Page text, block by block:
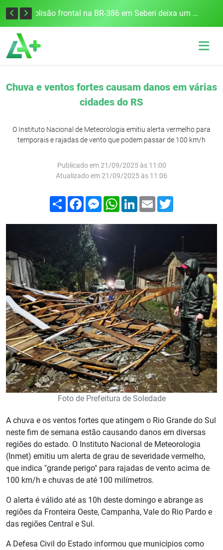
União Frederiquense vence o Gramadense fora de casa e assume a terceira posição na Divisão de Acesso Colisão frontal na BR-386 em Seberi deixa um morto e quatro feridos
Chuva e ventos fortes causam danos em várias
cidades do RS
O Instituto Nacional de Meteorologia emitiu alerta vermelho para
temporais e rajadas de vento que podem passar de 100 km/h
Publicado em 21/09/2025 às 11:00
Atualizado em 21/09/2025 às 11:06
Compartilhar
FacebookMessenger
WhatsApp
LinkedIn
Email
Foto de Prefeitura de Soledade
A chuva e os ventos fortes que atingem o Rio Grande do Sul
neste fim de semana estão causando danos em diversas
regiões do estado. O Instituto Nacional de Meteorologia
(Inmet) emitiu um alerta de grau de severidade vermelho,
que indica "grande perigo" para rajadas de vento acima de
100 km/h e chuvas de até 100 milímetros.
O alerta é válido até as 10h deste domingo e abrange as
regiões da Fronteira Oeste, Campanha, Vale do Rio Pardo e
das regiões Central e Sul.
A Defesa Civil do Estado informou que municípios como